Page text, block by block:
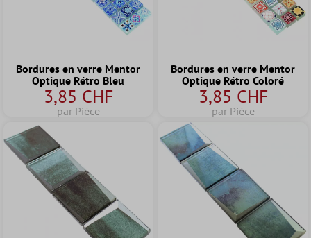
Bordures en verre Mentor
Optique Rétro Bleu
3,85 CHF
par Pièce
Bordures en verre Mentor
Optique Rétro Coloré
3,85 CHF
par Pièce